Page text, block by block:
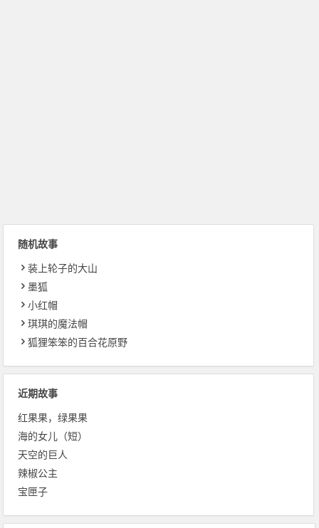
随机故事
装上轮子的大山
墨狐
小红帽
琪琪的魔法帽
狐狸笨笨的百合花原野
近期故事
红果果，绿果果
海的女儿（短）
天空的巨人
辣椒公主
宝匣子